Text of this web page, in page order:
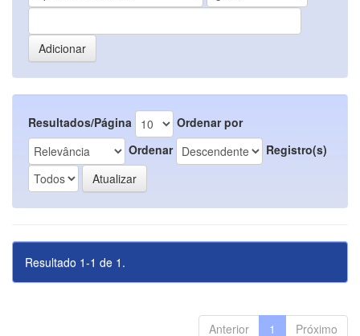
Resultados/Página
Ordenar por
Ordenar
Registro(s)
Resultado 1-1 de 1.
Anterior 1 Próximo